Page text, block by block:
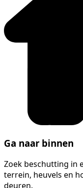
Ga naar binnen
Zoek beschutting in
terrein, heuvels en
deuren.